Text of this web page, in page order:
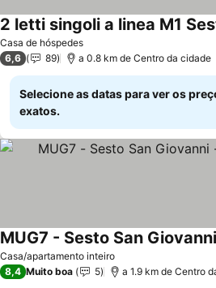
Casa de hóspedes
2 letti singoli a linea M1
6,6 89 a 0.8 km de Centro da cidade
Selecione as datas para ver os
exatos.
Casa/apartamento inteiro
8,4 Muito boa 5 a 1.9 km de Centro